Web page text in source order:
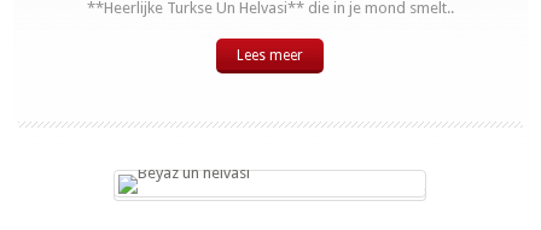
**Heerlijke Turkse Un Helvasi** die in je mond smelt..
Lees meer